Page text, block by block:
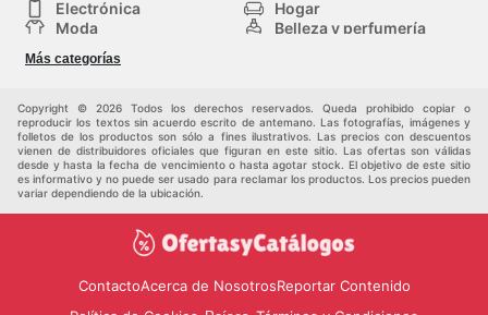
Electrónica
Hogar
Moda
Belleza y perfumería
Deporte
Más categorías
Copyright © 2026 Todos los derechos reservados. Queda prohibido copiar o
reproducir los textos sin acuerdo escrito de antemano. Las fotografías, imágenes y
folletos de los productos son sólo a fines ilustrativos. Las precios con descuentos
vienen de distribuidores oficiales que figuran en este sitio. Las ofertas son válidas
desde y hasta la fecha de vencimiento o hasta agotar stock. El objetivo de este sitio
es informativo y no puede ser usado para reclamar los productos. Los precios pueden
variar dependiendo de la ubicación.
ContactoAcerca de NosotrosReportar Contenido